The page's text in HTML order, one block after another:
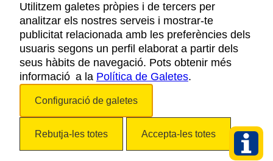
AVÍS LEGAL
POLÍTICA DE PRIVACITAT
COOKIES
ACCESSIBILITAT
Utilitzem galetes pròpies i de tercers per
analitzar els nostres serveis i mostrar-te
publicitat relacionada amb les preferències dels
usuaris segons un perfil elaborat a partir dels
seus hàbits de navegació. Pots obtenir més
informació a la Política de Galetes.
Configuració de galetes
Rebutja-les totes Accepta-les totes